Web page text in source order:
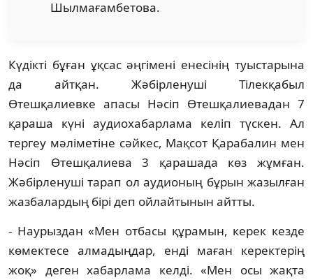
Шылмағамбетова.
Күдікті бұған ұқсас әңгімені енесінің туыстарына
да айтқан. Жәбірленуші Тілекқабыл
Өтешқалиевке апасы Нәсіп Өтешқалиевадан 7
қараша күні аудиохабарлама келіп түскен. Ал
тергеу мәліметіне сәйкес, Мақсот Қарабалин мен
Нәсіп Өтешқалиева 3 қарашада көз жұмған.
Жәбірленуші тарап ол аудионың бұрын жазылған
жазбалардың бірі деп ойлайтынын айтты.
- Наурыздан «Мен отбасы құрамын, керек кезде
көмектесе алмадыңдар, енді маған керектерің
жоқ» деген хабарлама келді. «Мен осы жақта